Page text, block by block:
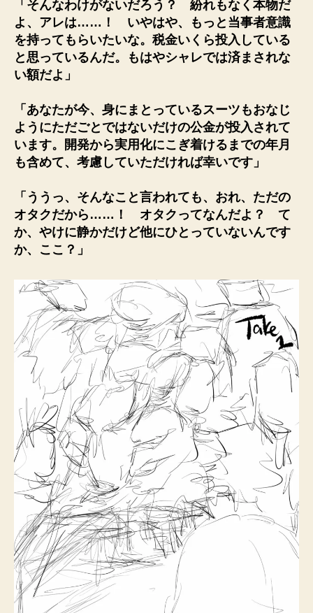
「そんなわけがないだろう？ 紛れもなく本物だ
よ、アレは……！ いやはや、もっと当事者意識
を持ってもらいたいな。税金いくら投入している
と思っているんだ。もはやシャレでは済まされな
い額だよ」
「あなたが今、身にまとっているスーツもおなじ
ようにただごとではないだけの公金が投入されて
います。開発から実用化にこぎ着けるまでの年月
も含めて、考慮していただければ幸いです」
「ううっ、そんなこと言われても、おれ、ただの
オタクだから……！ オタクってなんだよ？ て
か、やけに静かだけど他にひとっていないんです
か、ここ？」